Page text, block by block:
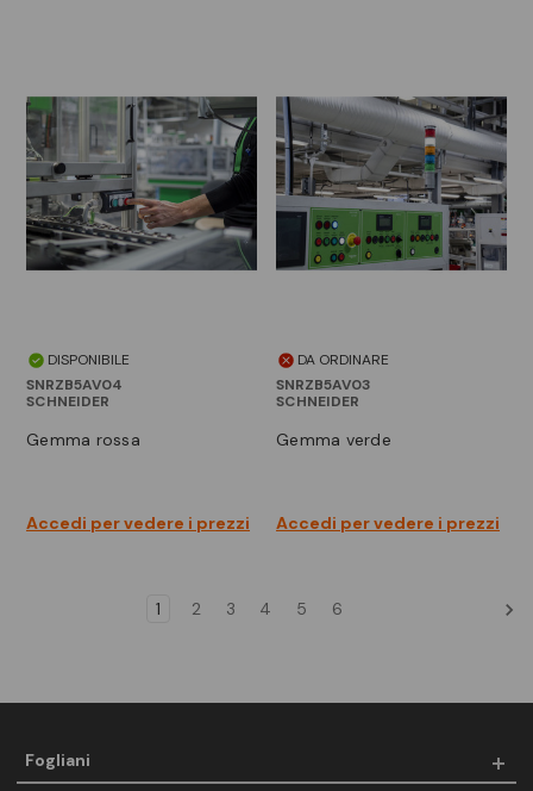
DISPONIBILE
SNRZB5AV04
SCHNEIDER
gemma rossa
Accedi per vedere i prezzi
DA ORDINARE
SNRZB5AV03
SCHNEIDER
gemma verde
Accedi per vedere i prezzi
1 2 3 4 5 6
Fogliani